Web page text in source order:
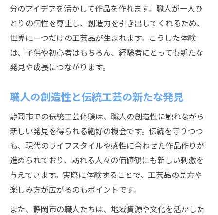
分のアイデアを活かして作品を作れます。職人が一人ひ
とりの個性を尊重し、創造力を引き出してくれるため、
世界に一つだけの工芸品が生まれます。こうした体験
は、子供や初心者はもちろん、経験者にとっても新たな
発見や成長につながります。
職人の創造性と伝統工芸の新たな発見
静岡市での伝統工芸体験は、職人の創造性に触れながら
新しい発見を得られる絶好の機会です。伝統を守りつつ
も、現代のライフスタイルや感性に合わせた作品作りが
進められており、訪れる人々の価値観にも新しい刺激を
与えています。実際に体験することで、工芸品の見方や
楽しみ方が広がるのもポイントです。
また、静岡市の職人たちは、地域資源や文化を活かした